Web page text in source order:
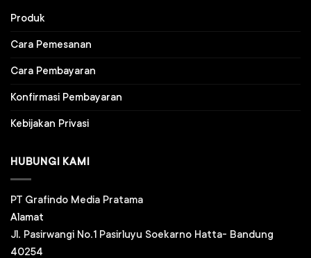
Produk
Cara Pemesanan
Cara Pembayaran
Konfirmasi Pembayaran
Kebijakan Privasi
HUBUNGI KAMI
PT Grafindo Media Pratama
Alamat
Jl. Pasirwangi No.1 Pasirluyu Soekarno Hatta- Bandung
40254